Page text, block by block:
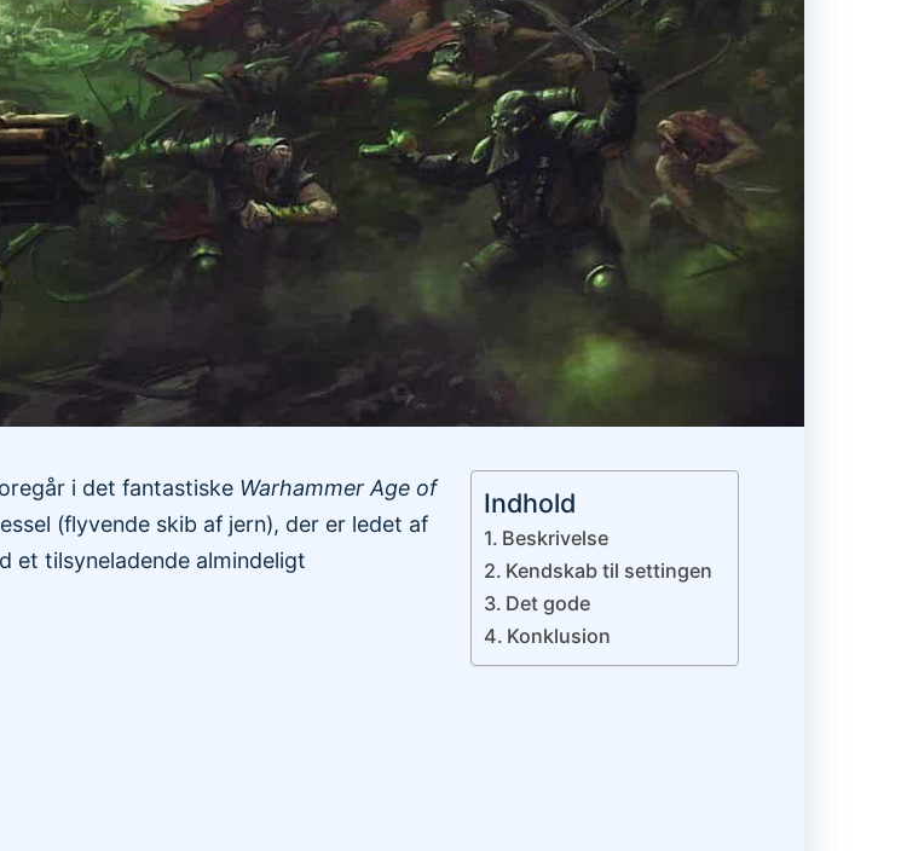
Indhold
Beskrivelse
Kendskab til settingen
Det gode
Konklusion
i det fantastiske Warhammer Age of
(flyvende skib af jern), der er ledet af
et tilsyneladende almindeligt